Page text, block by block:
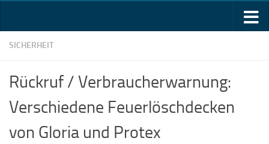
SICHERHEIT
Rückruf / Verbraucherwarnung:
Verschiedene Feuerlöschdecken
von Gloria und Protex